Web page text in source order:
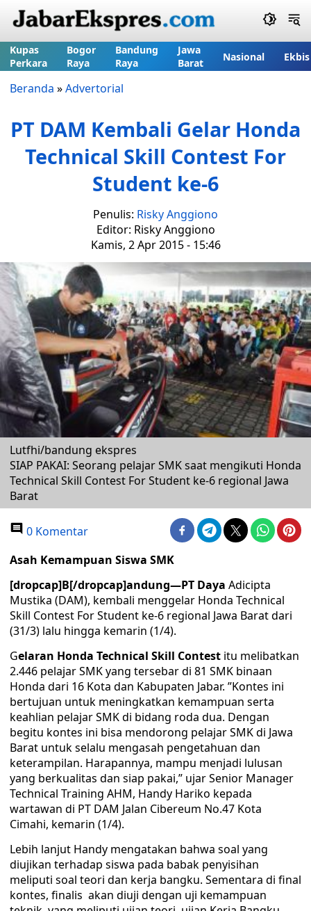
Kupas
Perkara
Bogor
Raya
Bandung
Raya
Jawa
Barat
Nasional Ekbis
Beranda »Advertorial
PT DAM Kembali Gelar Honda
Technical Skill Contest For
Student ke-6
Penulis: Risky Anggiono
Editor: Risky Anggiono
Kamis, 2 Apr 2015 - 15:46
Lutfhi/bandung ekspres
SIAP PAKAI: Seorang pelajar SMK saat mengikuti Honda
Technical Skill Contest For Student ke-6 regional Jawa
Barat
0 Komentar
Asah Kemampuan Siswa SMK
[dropcap]B[/dropcap]andung—PT Daya Adicipta
Mustika (DAM), kembali menggelar Honda Technical
Skill Contest For Student ke-6 regional Jawa Barat dari
(31/3) lalu hingga kemarin (1/4).
Gelaran Honda Technical Skill Contest itu melibatkan
2.446 pelajar SMK yang tersebar di 81 SMK binaan
Honda dari 16 Kota dan Kabupaten Jabar. ”Kontes ini
bertujuan untuk meningkatkan kemampuan serta
keahlian pelajar SMK di bidang roda dua. Dengan
begitu kontes ini bisa mendorong pelajar SMK di Jawa
Barat untuk selalu mengasah pengetahuan dan
keterampilan. Harapannya, mampu menjadi lulusan
yang berkualitas dan siap pakai,” ujar Senior Manager
Technical Training AHM, Handy Hariko kepada
wartawan di PT DAM Jalan Cibereum No.47 Kota
Cimahi, kemarin (1/4).
Lebih lanjut Handy mengatakan bahwa soal yang
diujikan terhadap siswa pada babak penyisihan
meliputi soal teori dan kerja bangku. Sementara di final
kontes, finalis akan diuji dengan uji kemampuan